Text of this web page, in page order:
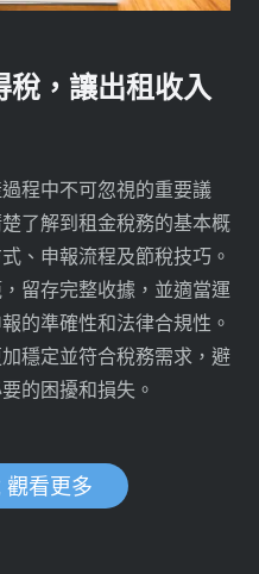
稅，讓出租收入
程中不可忽視的重要議
了解到租金稅務的基本概
、申報流程及節稅技巧。
留存完整收據，並適當運
的準確性和法律合規性。
穩定並符合稅務需求，避
的困擾和損失。
看更多